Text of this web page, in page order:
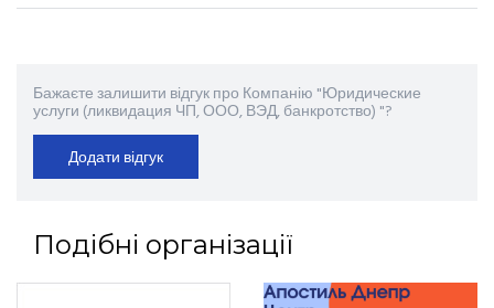
Бажаєте залишити відгук про Компанію "Юридические
услуги (ликвидация ЧП, ООО, ВЭД, банкротство) "?
Додати відгук
Подібні організації